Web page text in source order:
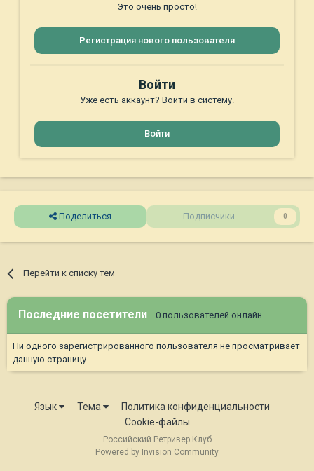
Это очень просто!
Регистрация нового пользователя
Войти
Уже есть аккаунт? Войти в систему.
Войти
Поделиться Подписчики 0
Перейти к списку тем
Последние посетители 0 пользователей онлайн
Ни одного зарегистрированного пользователя не просматривает
данную страницу
Язык Тема
Политика конфиденциальности
Cookie-файлы
Российский Ретривер Клуб
Powered by Invision Community